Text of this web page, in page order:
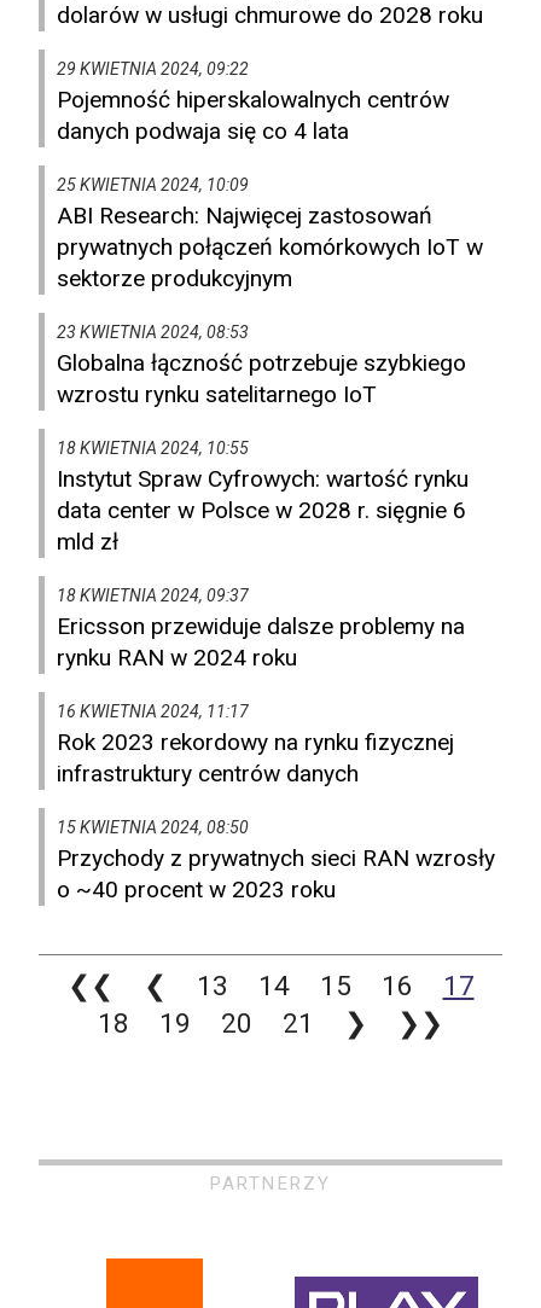
dolarów w usługi chmurowe do 2028 roku
29 KWIETNIA 2024, 09:22
Pojemność hiperskalowalnych centrów
danych podwaja się co 4 lata
25 KWIETNIA 2024, 10:09
ABI Research: Najwięcej zastosowań
prywatnych połączeń komórkowych IoT w
sektorze produkcyjnym
23 KWIETNIA 2024, 08:53
Globalna łączność potrzebuje szybkiego
wzrostu rynku satelitarnego IoT
18 KWIETNIA 2024, 10:55
Instytut Spraw Cyfrowych: wartość rynku
data center w Polsce w 2028 r. sięgnie 6
mld zł
18 KWIETNIA 2024, 09:37
Ericsson przewiduje dalsze problemy na
rynku RAN w 2024 roku
16 KWIETNIA 2024, 11:17
Rok 2023 rekordowy na rynku fizycznej
infrastruktury centrów danych
15 KWIETNIA 2024, 08:50
Przychody z prywatnych sieci RAN wzrosły
o ~40 procent w 2023 roku
❮❮ ❮ 13 14 15 16
17
18
19 20 21 ❯ ❯❯
PARTNERZY